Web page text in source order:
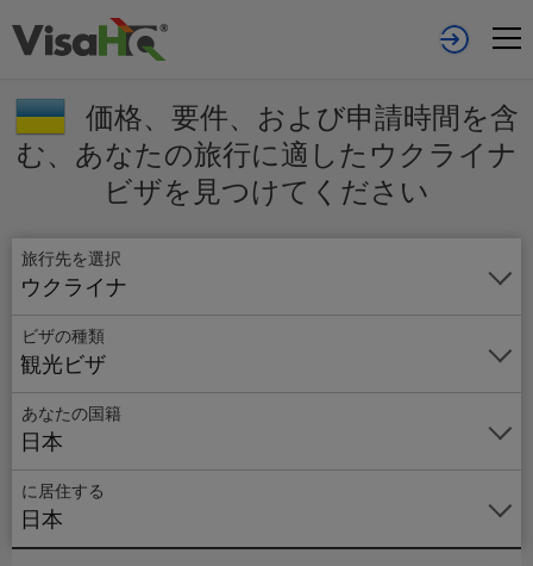
価格、要件、および申請時間を含
む、あなたの旅行に適したウクライナ
ビザを見つけてください
旅行先を選択
ウクライナ
ビザの種類
観光ビザ
あなたの国籍
日本
に居住する
日本
オ
ン
ラ
イ
ン